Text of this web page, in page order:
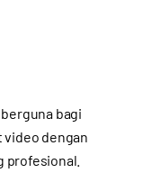
bagi
video dengan
profesional.